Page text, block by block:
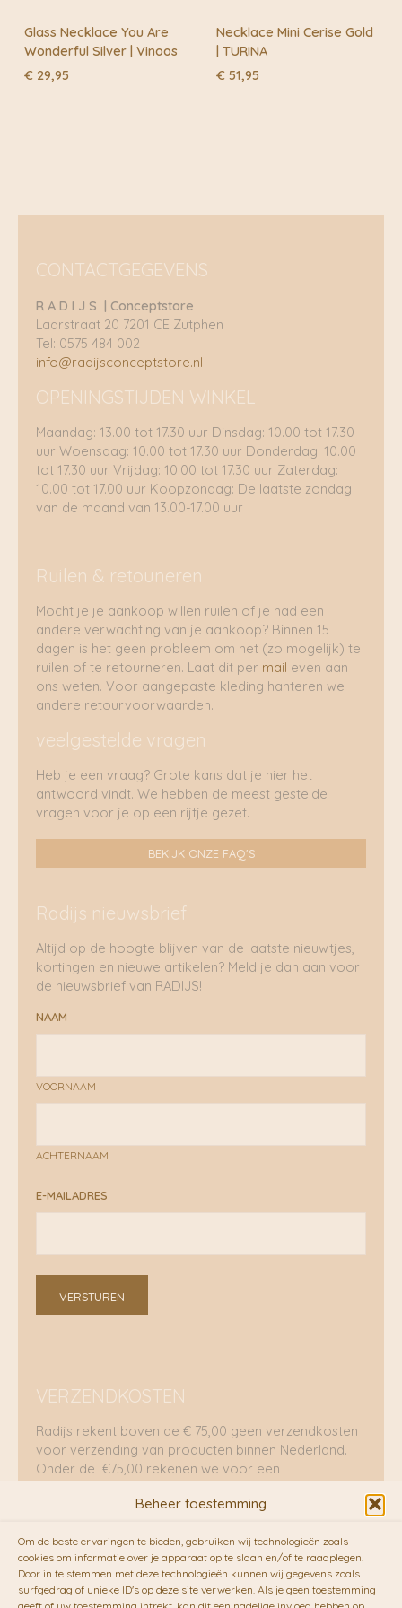
Beheer toestemming
Om de beste ervaringen te bieden, gebruiken wij technologieën zoals
cookies om informatie over je apparaat op te slaan en/of te raadplegen.
Door in te stemmen met deze technologieën kunnen wij gegevens zoals
surfgedrag of unieke ID's op deze site verwerken. Als je geen toestemming
Glass Necklace You Are
Wonderful Silver | Vinoos
€ 29,95
Necklace Mini Cerise Gold
| TURINA
€ 51,95
CONTACTGEGEVENS
R A D I J S | Conceptstore
Laarstraat 20 7201 CE Zutphen
Tel: 0575 484 002
info@radijsconceptstore.nl
OPENINGSTIJDEN WINKEL
Maandag: 13.00 tot 17.30 uur Dinsdag: 10.00 tot 17.30
uur Woensdag: 10.00 tot 17.30 uur Donderdag: 10.00
tot 17.30 uur Vrijdag: 10.00 tot 17.30 uur Zaterdag:
10.00 tot 17.00 uur Koopzondag: De laatste zondag
van de maand van 13.00-17.00 uur
Ruilen & retouneren
Mocht je je aankoop willen ruilen of je had een
andere verwachting van je aankoop? Binnen 15
dagen is het geen probleem om het (zo mogelijk) te
ruilen of te retourneren. Laat dit per mail even aan
ons weten. Voor aangepaste kleding hanteren we
andere retourvoorwaarden.
veelgestelde vragen
Heb je een vraag? Grote kans dat je hier het
antwoord vindt. We hebben de meest gestelde
vragen voor je op een rijtje gezet.
BEKIJK ONZE FAQ'S
Radijs nieuwsbrief
Altijd op de hoogte blijven van de laatste nieuwtjes,
kortingen en nieuwe artikelen? Meld je dan aan voor
de nieuwsbrief van RADIJS!
NAAM
VOORNAAM
ACHTERNAAM
E-MAILADRES
VERSTUREN
VERZENDKOSTEN
Radijs rekent boven de € 75,00 geen verzendkosten
voor verzending van producten binnen Nederland.
Onder de €75,00 rekenen we voor een
RADIJS werkt samen met de duurzame bezorgdienst
vanFietskoeriers.nl. Pakketten (mits voorradig) voor
10.00 uur besteld op een doordeweekse dag,